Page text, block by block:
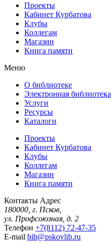
Проекты
Кабинет Курбатова
Клубы
Коллегам
Магазин
Книга памяти
Меню
О библиотеке
Электронная библиотека
Услуги
Ресурсы
Каталоги
Проекты
Кабинет Курбатова
Клубы
Коллегам
Магазин
Книга памяти
Контакты Адрес
180000, г. Псков,
ул. Профсоюзная, д. 2
Телефон +7(8112) 72-47-35
E-mail bib@pskovlib.ru